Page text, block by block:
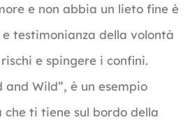
e non abbia un lieto fine è
testimonianza della volontà
e spingere i confini.
and Wild”, è un esempio
ti tiene sul bordo della